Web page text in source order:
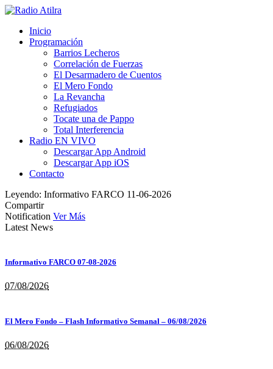
Inicio
Programación
Barrios Lecheros
Correlación de Fuerzas
El Desarmadero de Cuentos
El Mero Fondo
La Revancha
Refugiados
Tocate una de Pappo
Total Interferencia
Radio EN VIVO
Descargar App Android
Descargar App iOS
Contacto
Leyendo: Informativo FARCO 11-06-2026
Compartir
Notification Ver Más
Latest News
Informativo FARCO 07-08-2026
07/08/2026
El Mero Fondo – Flash Informativo Semanal – 06/08/2026
06/08/2026